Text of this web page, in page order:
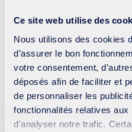
Ce site web utilise des
Nous utilisons des cookies
d’assurer le bon
votre consentement,
déposés afin de faciliter et
de personnaliser les
fonctionnalités relatives
d'analyser notre trafic.
Un lieu de rencontre
chercheurs
La Chaire soutient des
au développement de
l’assainissement par
services, notamment par